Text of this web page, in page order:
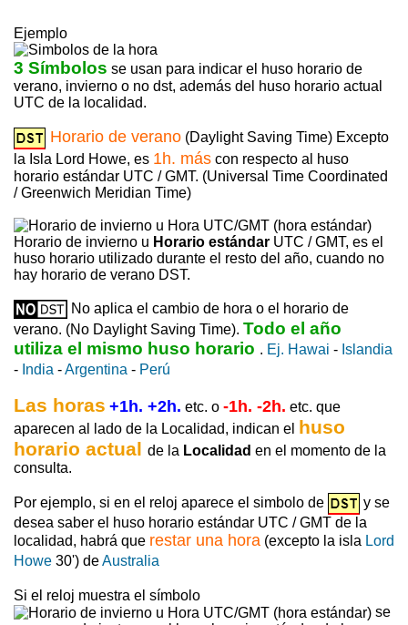
Ejemplo
3 Símbolos se usan para indicar el huso horario de
verano, invierno o no dst, además del huso horario actual
UTC de la localidad.
Horario de verano (Daylight Saving Time) Excepto
la Isla Lord Howe, es 1h. más con respecto al huso
horario estándar UTC / GMT. (Universal Time Coordinated
/ Greenwich Meridian Time)
Horario de invierno u Horario estándar UTC / GMT, es el
huso horario utilizado durante el resto del año, cuando no
hay horario de verano DST.
No aplica el cambio de hora o el horario de
verano. (No Daylight Saving Time). Todo el año
utiliza el mismo huso horario . Ej. Hawai - Islandia
- India -Argentina - Perú
Las horas +1h. +2h. etc. o -1h. -2h. etc. que
aparecen al lado de la Localidad, indican el huso
horario actual de la Localidad en el momento de la
consulta.
Por ejemplo, si en el reloj aparece el simbolo de
y se
desea saber el huso horario estándar UTC / GMT de la
localidad, habrá que restar una hora (excepto la isla Lord
Howe 30') deAustralia
Si el reloj muestra el símbolo
se